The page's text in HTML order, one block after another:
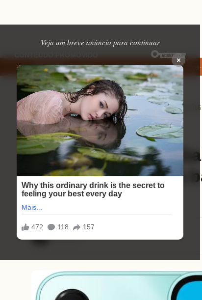
Veja um breve anúncio para continuar
×
EM ALTA
Onde baixar: apps de namoro que permitem enviar fotos e vídeos
Home › Eletrônicos ›
Eletrônicos ⏱ 1 min de leitura
Review Samsung
como a câmera e a
surpreender!
Mariana Souza
02/03/2026